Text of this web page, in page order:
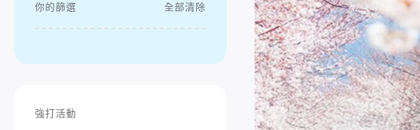
你的篩選 全部清除
強打活動